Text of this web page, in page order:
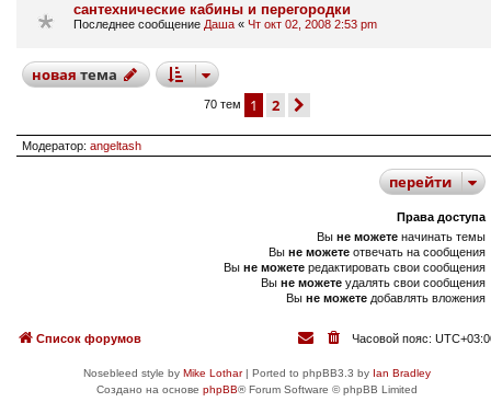
сантехнические кабины и перегородки
Последнее сообщение Даша « Чт окт 02, 2008 2:53 pm
новаятема
70 тем 1 2
Модератор: angeltash
перейти
Права доступа
Вы не можете начинать темы
Вы не можете отвечать на сообщения
Вы не можете редактировать свои сообщения
Вы не можете удалять свои сообщения
Вы не можете добавлять вложения
Список форумов Часовой пояс:
Nosebleed style by Mike Lothar| Ported to phpBB3.3 by Ian Bradley
Создано на основе phpBB® Forum Software © phpBB Limited